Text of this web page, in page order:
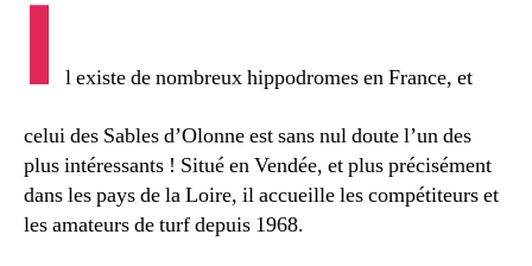
I l existe de nombreux hippodromes en France, et
celui des Sables d’Olonne est sans nul doute l’un des
plus intéressants ! Situé en Vendée, et plus précisément
dans les pays de la Loire, il accueille les compétiteurs et
les amateurs de turf depuis 1968.